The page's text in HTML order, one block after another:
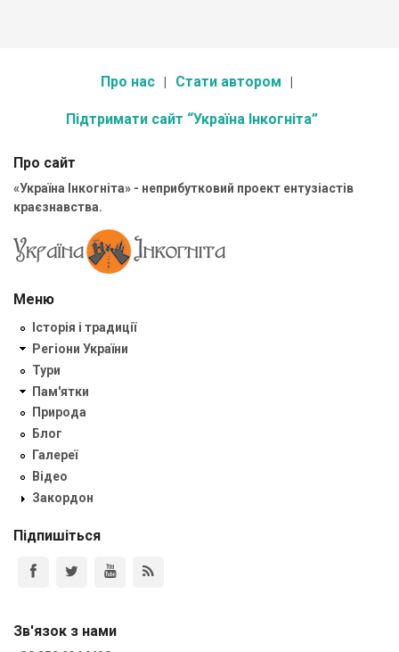
Про нас Стати автором
Підтримати сайт “Україна Інкогніта”
Про сайт
«Україна Інкогніта» - неприбутковий проект ентузіастів
краєзнавства.
Меню
Історія і традиції
Регіони України
Тури
Пам'ятки
Природа
Блог
Галереї
Відео
Закордон
Підпишіться
Зв'язок з нами